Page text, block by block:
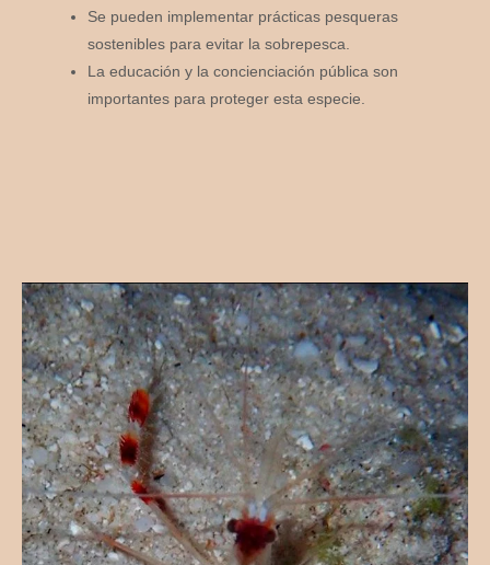
Se pueden implementar prácticas pesqueras
sostenibles para evitar la sobrepesca.
La educación y la concienciación pública son
importantes para proteger esta especie.